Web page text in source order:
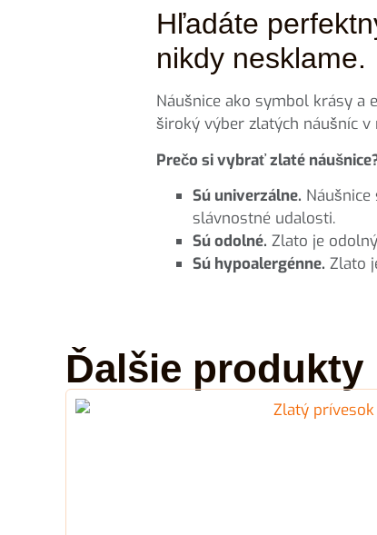
Hľadáte
nikdy nesklame.
Náušnice ako symbol krásy a
široký výber zlatých náušníc v
Prečo si vybrať zlaté
Sú univerzálne.
slávnostné udalosti.
Sú odolné. Zlato je
Sú hypoalergénne. Zlato
Ďalšie produkty